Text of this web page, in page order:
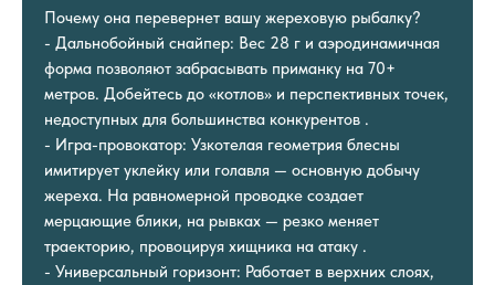
Почему она перевернет вашу жереховую рыбалку?
- Дальнобойный снайпер: Вес 28 г и аэродинамичная
форма позволяют забрасывать приманку на 70+
метров. Добейтесь до «котлов» и перспективных точек,
недоступных для большинства конкурентов .
- Игра-провокатор: Узкотелая геометрия блесны
имитирует уклейку или голавля — основную добычу
жереха. На равномерной проводке создает
мерцающие блики, на рывках — резко меняет
траекторию, провоцируя хищника на атаку .
- Универсальный горизонт: Работает в верхних слоях,